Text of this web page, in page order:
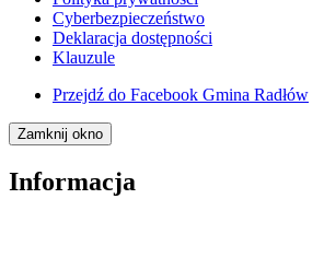
Cyberbezpieczeństwo
Deklaracja dostępności
Klauzule
Przejdź do Facebook Gmina Radłów
Zamknij okno
Informacja